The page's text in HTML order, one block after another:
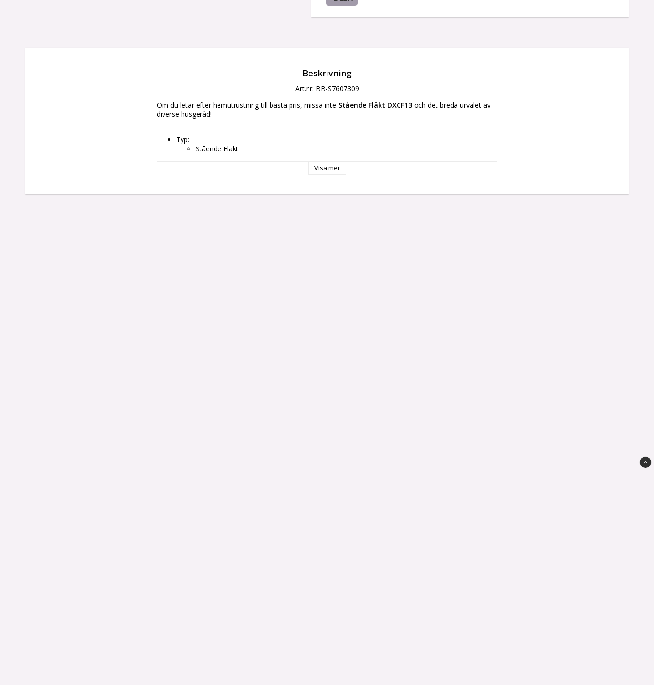
Beskrivning
Art.nr: BB-S7607309
Om du letar efter hemutrustning till basta pris, missa inte Stående Fläkt DXCF13 och det breda urvalet av
diverse husgeråd!
Typ:
Stående Fläkt
Justerbar
Visa mer